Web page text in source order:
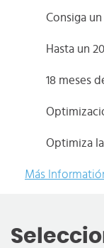
Consiga
Hasta un
18 meses
Optimiza
Más